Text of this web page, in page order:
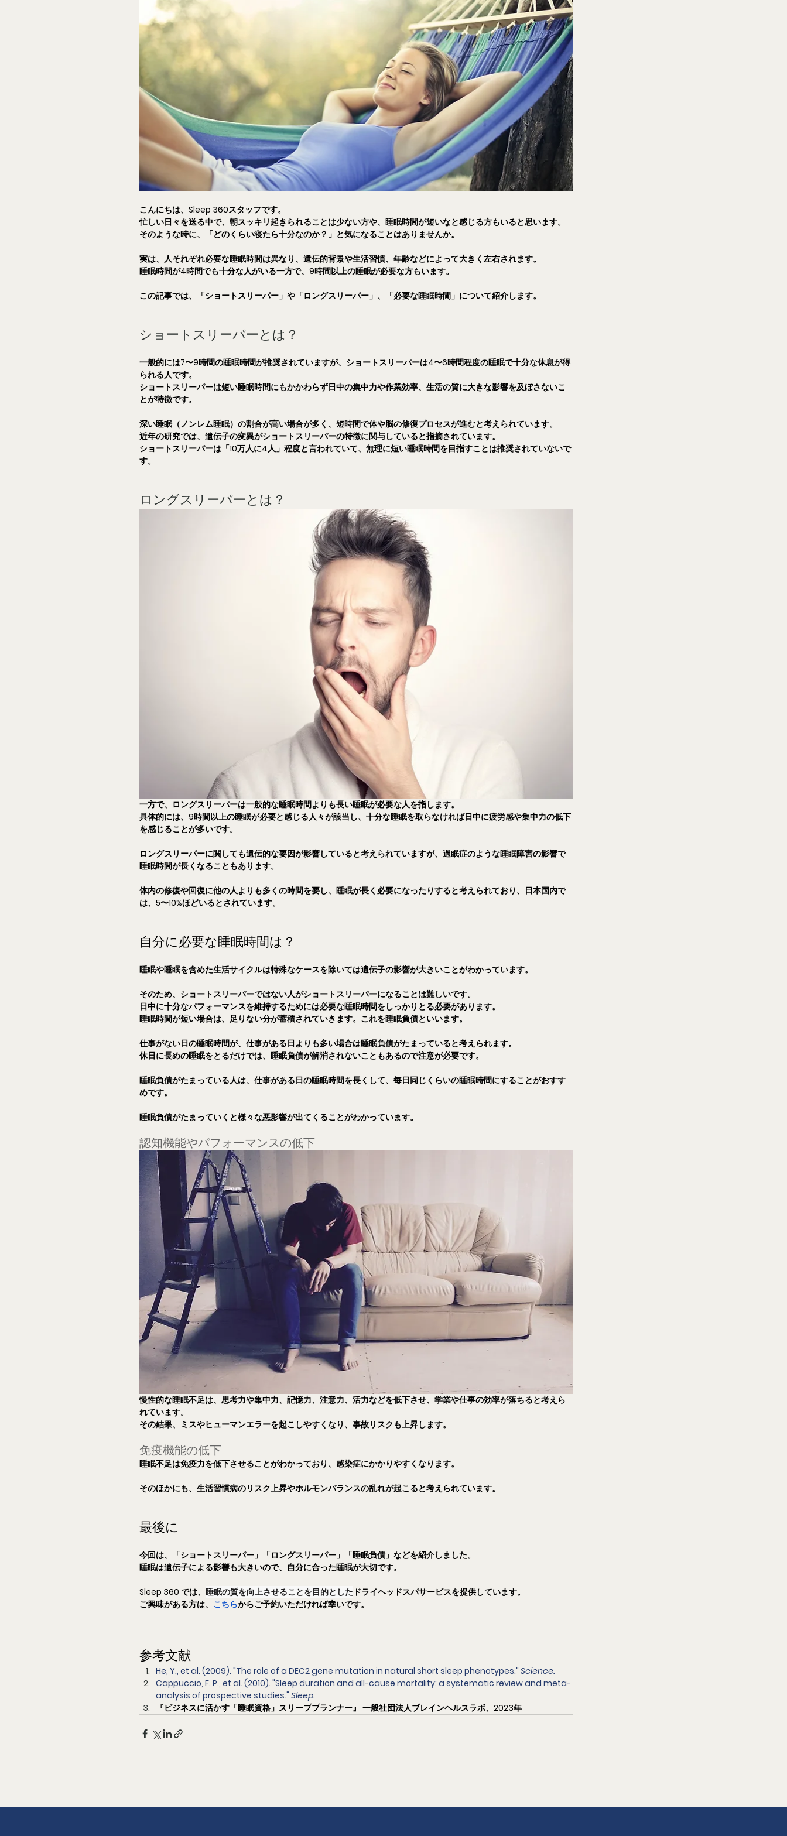
こんにちは、Sleep 360スタッフです。
忙しい日々を送る中で、朝スッキリ起きられることは少ない方や、睡眠時間が短いなと感じる方もいると思います。
そのような時に、「どのくらい寝たら十分なのか？」と気になることはありませんか。
実は、人それぞれ必要な睡眠時間は異なり、遺伝的背景や生活習慣、年齢などによって大きく左右されます。
睡眠時間が4時間でも十分な人がいる一方で、9時間以上の睡眠が必要な方もいます。
この記事では、「ショートスリーパー」や「ロングスリーパー」、「必要な睡眠時間」について紹介します。
ショートスリーパーとは？
一般的には7〜9時間の睡眠時間が推奨されていますが、ショートスリーパーは4〜6時間程度の睡眠で十分な休息が得
られる人です。
ショートスリーパーは短い睡眠時間にもかかわらず日中の集中力や作業効率、生活の質に大きな影響を及ぼさないこ
とが特徴です。
深い睡眠（ノンレム睡眠）の割合が高い場合が多く、短時間で体や脳の修復プロセスが進むと考えられています。
近年の研究では、遺伝子の変異がショートスリーパーの特徴に関与していると指摘されています。
ショートスリーパーは「10万人に4人」程度と言われていて、無理に短い睡眠時間を目指すことは推奨されていないで
す。
ロングスリーパーとは？
一方で、ロングスリーパーは一般的な睡眠時間よりも長い睡眠が必要な人を指します。
具体的には、9時間以上の睡眠が必要と感じる人々が該当し、十分な睡眠を取らなければ日中に疲労感や集中力の低下
を感じることが多いです。
ロングスリーパーに関しても遺伝的な要因が影響していると考えられていますが、過眠症のような睡眠障害の影響で
睡眠時間が長くなることもあります。
体内の修復や回復に他の人よりも多くの時間を要し、睡眠が長く必要になったりすると考えられており、日本国内で
は、5〜10%ほどいるとされています。
自分に必要な睡眠時間は？
睡眠や睡眠を含めた生活サイクルは特殊なケースを除いては遺伝子の影響が大きいことがわかっています。
そのため、ショートスリーパーではない人がショートスリーパーになることは難しいです。
日中に十分なパフォーマンスを維持するためには必要な睡眠時間をしっかりとる必要があります。
睡眠時間が短い場合は、足りない分が蓄積されていきます。これを睡眠負債といいます。
仕事がない日の睡眠時間が、仕事がある日よりも多い場合は睡眠負債がたまっていると考えられます。
休日に長めの睡眠をとるだけでは、睡眠負債が解消されないこともあるので注意が必要です。
睡眠負債がたまっている人は、仕事がある日の睡眠時間を長くして、毎日同じくらいの睡眠時間にすることがおすす
めです。
睡眠負債がたまっていくと様々な悪影響が出てくることがわかっています。
認知機能やパフォーマンスの低下
慢性的な睡眠不足は、思考力や集中力、記憶力、注意力、活力などを低下させ、学業や仕事の効率が落ちると考えら
れています。
その結果、ミスやヒューマンエラーを起こしやすくなり、事故リスクも上昇します。
免疫機能の低下
睡眠不足は免疫力を低下させることがわかっており、感染症にかかりやすくなります。
そのほかにも、生活習慣病のリスク上昇やホルモンバランスの乱れが起こると考えられています。
最後に
今回は、「ショートスリーパー」「ロングスリーパー」「睡眠負債」などを紹介しました。
睡眠は遺伝子による影響も大きいので、自分に合った睡眠が大切です。
Sleep 360 では、睡眠の質を向上させることを目的とした ドライヘッドスパサービスを提供しています。
ご興味がある方は、 こちらからご予約いただければ幸いです。
参考文献
He, Y., et al. (2009). "The role of a DEC2 gene mutation in natural short sleep phenotypes." Science.
Cappuccio, F. P., et al. (2010). "Sleep duration and all-cause mortality: a systematic review and meta-
analysis of prospective studies." Sleep.
『ビジネスに活かす「睡眠資格」スリーププランナー』 一般社団法人ブレインヘルスラボ、2023年